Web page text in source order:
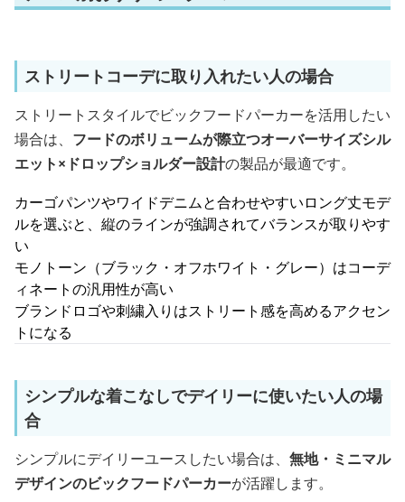
ストリートコーデに取り入れたい人の場合
ストリートスタイルでビックフードパーカーを活用したい
場合は、 フードのボリュームが際立つオーバーサイズシル
エット×ドロップショルダー設計の製品が最適です。
カーゴパンツやワイドデニムと合わせやすいロング丈モデ
ルを選ぶと、縦のラインが強調されてバランスが取りやす
い
モノトーン（ブラック・オフホワイト・グレー）はコーデ
ィネートの汎用性が高い
ブランドロゴや刺繍入りはストリート感を高めるアクセン
トになる
シンプルな着こなしでデイリーに使いたい人の場
合
シンプルにデイリーユースしたい場合は、 無地・ミニマル
デザインのビックフードパーカーが活躍します。